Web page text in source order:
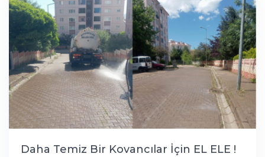
Daha Temiz Bir Kovancılar İçin EL ELE !